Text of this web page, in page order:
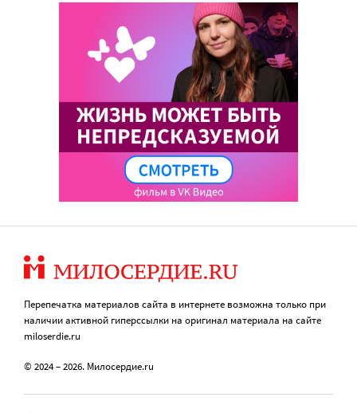
Перепечатка материалов сайта в интернете возможна только при
наличии активной гиперссылки на оригинал материала на сайте
miloserdie.ru
© 2024 – 2026. Милосердие.ru